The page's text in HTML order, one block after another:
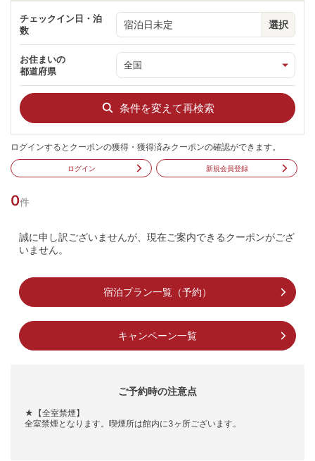
チェックイン日・泊
数
宿泊日未定 選択
お住まいの
都道府県
条件を変えて再検索
ログインするとクーポンの獲得・獲得済みクーポンの確認ができます。
ログイン 新規会員登録
0件
誠に申し訳ございませんが、現在ご案内できるクーポンがござ
いません。
宿泊プラン一覧（予約）
キャンペーン一覧
ご予約時の注意点
★【全室禁煙】
全室禁煙となります。喫煙所は館内に3ヶ所ございます。